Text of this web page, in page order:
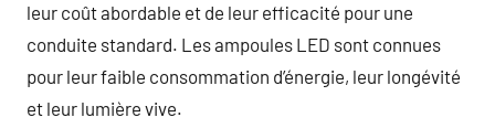
leur coût abordable et de leur efficacité pour une
conduite standard. Les ampoules LED sont connues
pour leur faible consommation d’énergie, leur longévité
et leur lumière vive.